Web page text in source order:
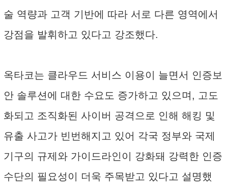
술 역량과 고객 기반에 따라 서로 다른 영역에서
강점을 발휘하고 있다고 강조했다.
옥타코는 클라우드 서비스 이용이 늘면서 인증보
안 솔루션에 대한 수요도 증가하고 있으며, 고도
화되고 조직화된 사이버 공격으로 인해 해킹 및
유출 사고가 빈번해지고 있어 각국 정부와 국제
기구의 규제와 가이드라인이 강화돼 강력한 인증
수단의 필요성이 더욱 주목받고 있다고 설명했